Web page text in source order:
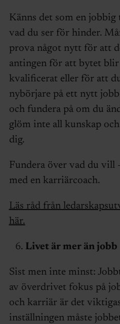
Känns det som en jobbig
vad du ser för hinder.
prova något nytt för att
antingen för att bytet
kvalificerat eller för att
nybörjare på ett nytt
och fundera på om du
glöm inte all kunskap
dig.
Fundera över vad du vill
med en karriärcoach.
Läs råd från
här.
Livet är mer än jobb
Sist men inte minst:
av överdrivet fokus på
och karriär är det
inställningen måste